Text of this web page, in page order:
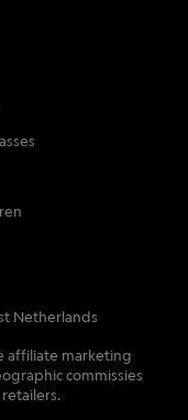
Netherlands
affiliate marketing
commissies